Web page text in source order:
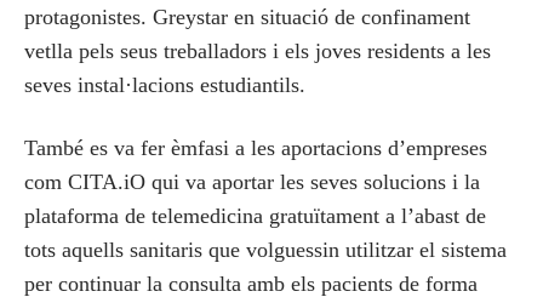
protagonistes. Greystar en situació de confinament
vetlla pels seus treballadors i els joves residents a les
seves instal·lacions estudiantils.
També es va fer èmfasi a les aportacions d’empreses
com CITA.iO qui va aportar les seves solucions i la
plataforma de telemedicina gratuïtament a l’abast de
tots aquells sanitaris que volguessin utilitzar el sistema
per continuar la consulta amb els pacients de forma